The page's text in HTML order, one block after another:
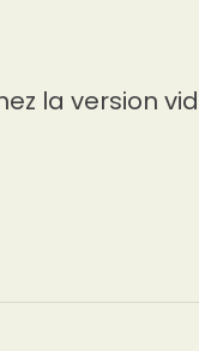
la version